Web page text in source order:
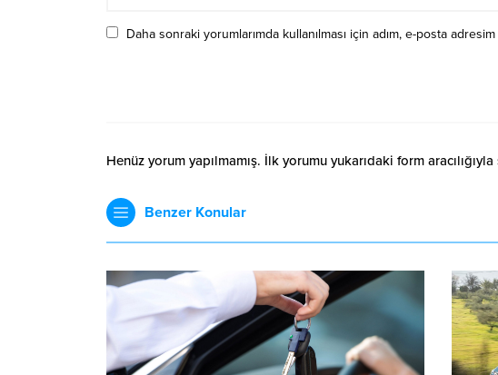
Daha sonraki yorumlarımda kullanılması için adım, e-posta
Henüz yorum yapılmamış. İlk yorumu yukarıdaki form
Benzer Konular